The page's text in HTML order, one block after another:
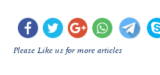
Please Like us for more articles